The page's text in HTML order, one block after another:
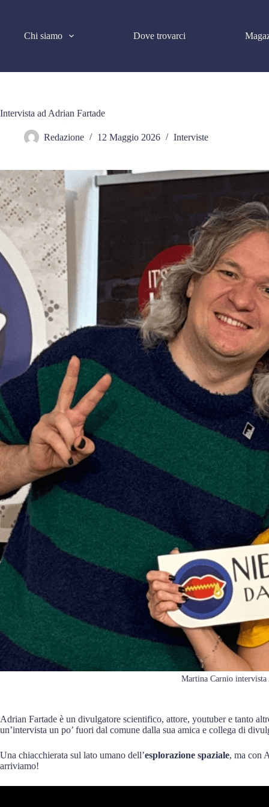
Chi siamo
Dove trovarci
Intervista ad Adrian Fartade
Redazione 12 Maggio 2026 Interviste
Martina Carnio intervista
Adrian Fartade è un divulgatore scientifico, attore, youtuber e tanto
un’intervista un po’ fuori dal comune dalla sua amica e collega di
Una chiacchierata sul lato umano dell’esplorazione spaziale, ma con
arriviamo!